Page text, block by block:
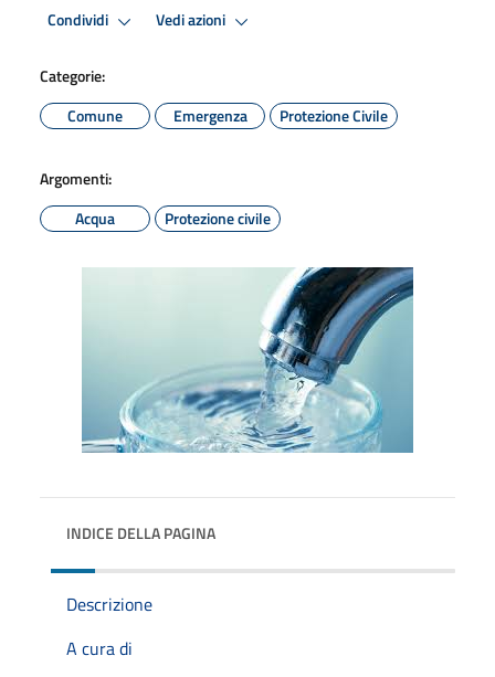
Condividi Vedi azioni
Categorie:
Comune
Emergenza Protezione Civile
Argomenti:
Acqua
Protezione civile
INDICE DELLA PAGINA
Descrizione
A cura di